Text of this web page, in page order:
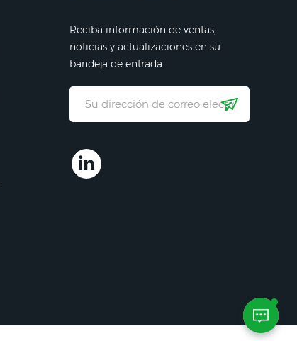
Reciba información de ventas,
noticias y actualizaciones en su
bandeja de entrada.